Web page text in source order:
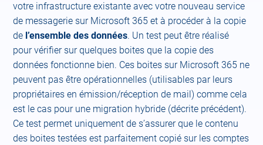
votre infrastructure existante avec votre nouveau service
de messagerie sur Microsoft 365 et à procéder à la copie
de l’ensemble des données. Un test peut être réalisé
pour vérifier sur quelques boites que la copie des
données fonctionne bien. Ces boites sur Microsoft 365 ne
peuvent pas être opérationnelles (utilisables par leurs
propriétaires en émission/réception de mail) comme cela
est le cas pour une migration hybride (décrite précédent).
Ce test permet uniquement de s’assurer que le contenu
des boites testées est parfaitement copié sur les comptes